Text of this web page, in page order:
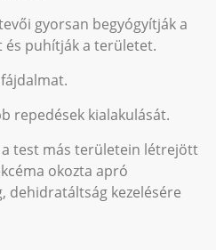
gyorsan begyógyítják a
és puhítják a területet.
repedések kialakulását.
a test más területein létrejött
okozta apró
dehidratáltság kezelésére